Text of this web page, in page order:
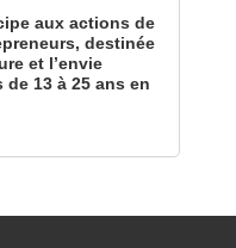
aux actions de
destinée
et l’envie
de 13 à 25 ans en